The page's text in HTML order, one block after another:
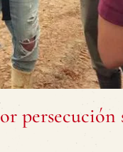
persecución